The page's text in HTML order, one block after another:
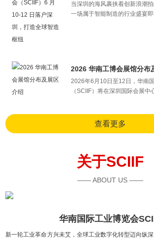
户深圳，打造全球智造枢纽
当深圳的海风裹挟着创新浪潮
一场属于智能制造的行业盛宴即
2026 华南工博会展馆分布
​2026年6月10日至12日，华南
（SCIIF）将在深圳国际会展中
查看更多
关于SCIIF
—— ABOUT US ——
华南国际工业博览会
新一轮工业革命方兴未艾，全球工业数字化转型迈向纵